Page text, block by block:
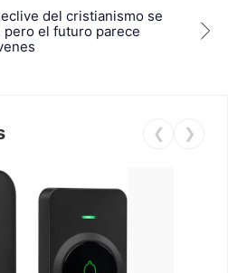
del cristianismo se
pero el futuro parece
La
por
❮ ❯